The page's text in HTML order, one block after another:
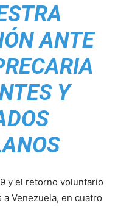
ANTE
Y
y el retorno voluntario
Venezuela, en cuatro